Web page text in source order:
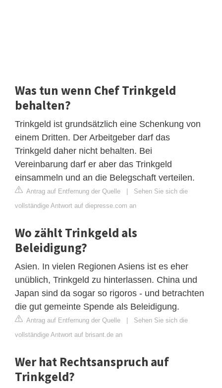
Was tun wenn Chef Trinkgeld
behalten?
Trinkgeld ist grundsätzlich eine Schenkung von
einem Dritten. Der Arbeitgeber darf das
Trinkgeld daher nicht behalten. Bei
Vereinbarung darf er aber das Trinkgeld
einsammeln und an die Belegschaft verteilen.
Antrag auf Entfernung der Quelle | Sehen Sie sich die
vollständige Antwort auf diepresse.com an
Wo zählt Trinkgeld als
Beleidigung?
Asien. In vielen Regionen Asiens ist es eher
unüblich, Trinkgeld zu hinterlassen. China und
Japan sind da sogar so rigoros - und betrachten
die gut gemeinte Spende als Beleidigung.
Antrag auf Entfernung der Quelle | Sehen Sie sich die
vollständige Antwort auf brisant.de an
Wer hat Rechtsanspruch auf
Trinkgeld?